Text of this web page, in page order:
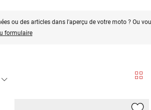
ou des articles dans l'aperçu de votre moto ? Ou
formulaire